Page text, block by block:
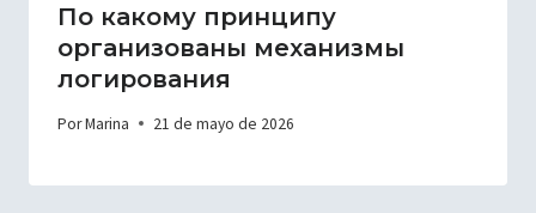
По какому принципу
организованы механизмы
логирования
PorMarina 21 de mayo de 2026